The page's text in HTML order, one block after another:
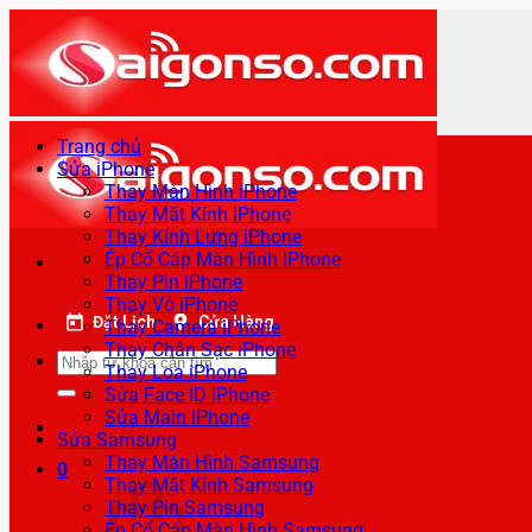
qua
nội
dung
Đặt Lịch Cửa Hàng
Tìm
kiếm:
0
Trang chủ
Sửa iPhone
Thay Màn Hình iPhone
Thay Mặt Kính iPhone
Thay Kính Lưng iPhone
Ép Cổ Cáp Màn Hình iPhone
Thay Pin iPhone
Thay Vỏ iPhone
Thay Camera iPhone
Thay Chân Sạc iPhone
Thay Loa iPhone
Sửa Face ID iPhone
Sửa Main iPhone
Sửa Samsung
Thay Màn Hình Samsung
Thay Mặt Kính Samsung
Thay Pin Samsung